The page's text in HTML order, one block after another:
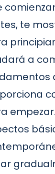
te
a
empezar.